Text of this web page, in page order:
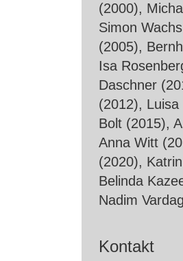
(2000),
Simon
(2005),
Isa
Daschner
(2012),
Bolt (2015),
Anna Witt
(2020),
Belinda
Nadim
Kontakt